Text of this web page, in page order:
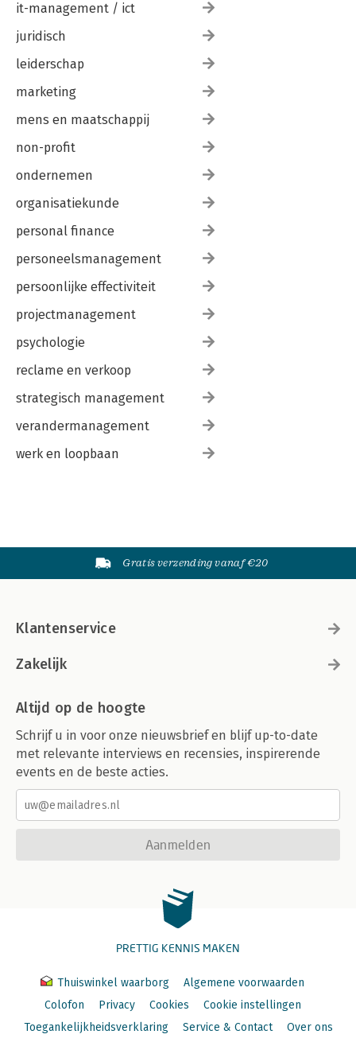
it-management / ict
juridisch
leiderschap
marketing
mens en maatschappij
non-profit
ondernemen
organisatiekunde
personal finance
personeelsmanagement
persoonlijke effectiviteit
projectmanagement
psychologie
reclame en verkoop
strategisch management
verandermanagement
werk en loopbaan
Gratis verzending vanaf €20
Klantenservice
Zakelijk
Altijd op de hoogte
Schrijf u in voor onze nieuwsbrief en blijf up-to-date
met relevante interviews en recensies, inspirerende
events en de beste acties.
Aanmelden
PRETTIG KENNIS MAKEN
Thuiswinkel waarborg
Algemene voorwaarden
Colofon
Privacy Cookies
Cookie instellingen
Toegankelijkheidsverklaring
Service & Contact Over ons